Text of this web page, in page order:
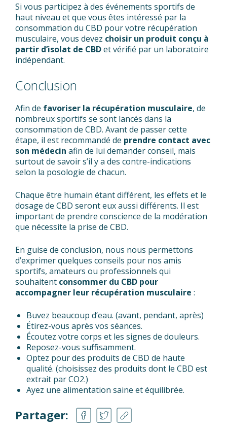
Si vous participez à des événements sportifs de
haut niveau et que vous êtes intéressé par la
consommation du CBD pour votre récupération
musculaire, vous devez choisir un produit conçu à
partir d’isolat de CBDet vérifié par un laboratoire
indépendant.
Conclusion
Afin de favoriser la récupération musculaire, de
nombreux sportifs se sont lancés dans la
consommation de CBD. Avant de passer cette
étape, il est recommandé de prendre contact avec
son médecin afin de lui demander conseil, mais
surtout de savoir s’il y a des contre-indications
selon la posologie de chacun.
Chaque être humain étant différent, les effets et le
dosage de CBD seront eux aussi différents. Il est
important de prendre conscience de la modération
que nécessite la prise de CBD.
En guise de conclusion, nous nous permettons
d’exprimer quelques conseils pour nos amis
sportifs, amateurs ou professionnels qui
souhaitent consommer du CBD pour
accompagner leur récupération musculaire :
Buvez beaucoup d’eau. (avant, pendant, après)
Étirez-vous après vos séances.
Écoutez votre corps et les signes de douleurs.
Reposez-vous suffisamment.
Optez pour des produits de CBD de haute
qualité. (choisissez des produits dont le CBD est
extrait par CO2.)
Ayez une alimentation saine et équilibrée.
Partager: